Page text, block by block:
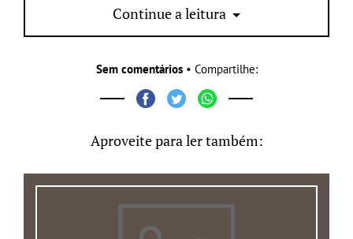
aqui mesmo no blog rs.
Continue a leitura
Sem comentários• Compartilhe:
Aproveite para ler também: